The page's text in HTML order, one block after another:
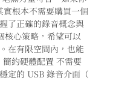
根本不需要購買一個
了正確的錄音概念與
核心策略，希望可以
在有限空間內，也能
約硬體配置 不需要
定的 USB 錄音介面（